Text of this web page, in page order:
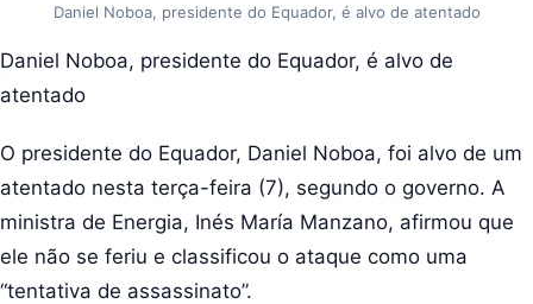
Daniel Noboa, presidente do Equador, é alvo de atentado
Daniel Noboa, presidente do Equador, é alvo de
atentado
O presidente do Equador, Daniel Noboa, foi alvo de um
atentado nesta terça-feira (7), segundo o governo. A
ministra de Energia, Inés María Manzano, afirmou que
ele não se feriu e classificou o ataque como uma
“tentativa de assassinato”.